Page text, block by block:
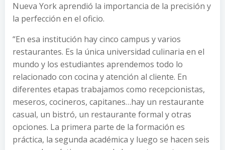
Nueva York aprendió la importancia de la precisión y
la perfección en el oficio.
“En esa institución hay cinco campus y varios
restaurantes. Es la única universidad culinaria en el
mundo y los estudiantes aprendemos todo lo
relacionado con cocina y atención al cliente. En
diferentes etapas trabajamos como recepcionistas,
meseros, cocineros, capitanes…hay un restaurante
casual, un bistró, un restaurante formal y otras
opciones. La primera parte de la formación es
práctica, la segunda académica y luego se hacen seis